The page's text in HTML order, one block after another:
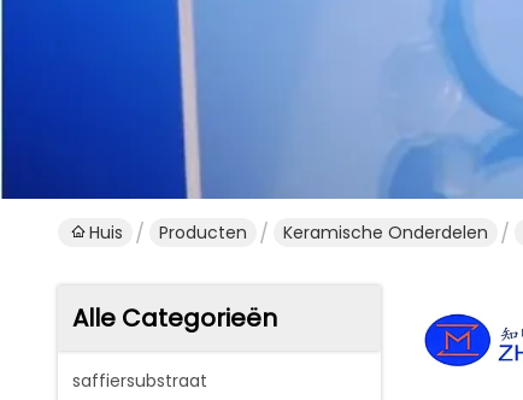
Huis Producten Keramische Onderdelen
Alle Categorieën
saffiersubstraat